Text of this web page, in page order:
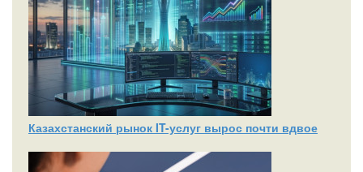
Казахстанский рынок IT-услуг вырос почти вдвое